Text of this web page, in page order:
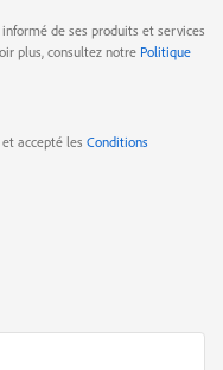
de ses produits et services
plus, consultez notre Politique
accepté les Conditions